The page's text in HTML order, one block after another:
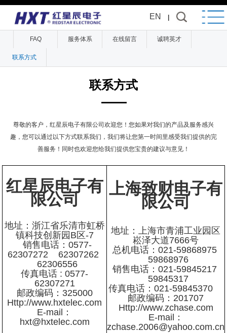
EN |
FAQ 服务体系 在线留言 诚聘英才
联系方式
联系方式
尊敬的客户，红星辰电子有限公司欢迎您！您如果对我们的产品及服务感兴
趣，您可以通过以下方式联系我们，我们将让您第一时间里感受我们提供的完
善服务！同时也欢迎您给我们提供您宝贵的建议与意见！
红星辰电子有
限公司
地址：浙江省乐清市虹桥
镇科技创新园B区-7
销售电话：0577-
62307272 62307262
62306556
传真电话 : 0577-
62307271
邮政编码：325000
Http://www.hxtelec.com
E-mail：
hxt@hxtelec.com
上海致财电子有
限公司
地址：上海市青浦工业园区
崧泽大道7666号
总机电话：021-59868975
59868976
销售电话：021-59845217
59845317
传真电话：021-59845370
邮政编码：201707
Http://www.zchase.com
E-mail：
zchase.2006@yahoo.com.cn